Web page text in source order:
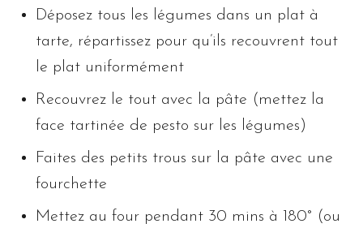
Déposez tous les légumes dans un plat à
tarte, répartissez pour qu’ils recouvrent tout
le plat uniformément
Recouvrez le tout avec la pâte (mettez la
face tartinée de pesto sur les légumes)
Faites des petits trous sur la pâte avec une
fourchette
Mettez au four pendant 30 mins à 180° (ou